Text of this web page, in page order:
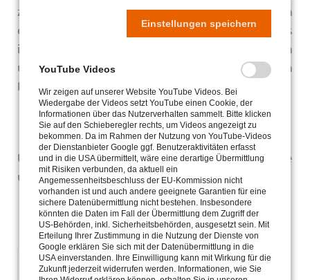
zölibatäre Brüder und Schwestern haben sich
entschlossen, sich auf das Abenteuer des Lebens
in Gemeinschaft einzulassen, um sich - dem armen
und demütigen Christus nachfolgend - in den
Dienst der Kirche und der Welt zu stellen.
Um mehr über uns zu erfahren, besuchen Sie bitte
unsere Webseite, http://chemin-neuf.de.
Einstellungen speichern
YouTube Videos
Wir zeigen auf unserer Website YouTube Videos. Bei
Wiedergabe der Videos setzt YouTube einen Cookie, der
Informationen über das Nutzerverhalten sammelt. Bitte klicken
Sie auf den Schieberegler rechts, um Videos angezeigt zu
bekommen. Da im Rahmen der Nutzung von YouTube-Videos
der Dienstanbieter Google ggf. Benutzeraktivitäten erfasst
und in die USA übermittelt, wäre eine derartige Übermittlung
mit Risiken verbunden, da aktuell ein
Angemessenheitsbeschluss der EU-Kommission nicht
vorhanden ist und auch andere geeignete Garantien für eine
sichere Datenübermittlung nicht bestehen. Insbesondere
könnten die Daten im Fall der Übermittlung dem Zugriff der
US-Behörden, inkl. Sicherheitsbehörden, ausgesetzt sein. Mit
Erteilung Ihrer Zustimmung in die Nutzung der Dienste von
Google erklären Sie sich mit der Datenübermittlung in die
USA einverstanden. Ihre Einwilligung kann mit Wirkung für die
Zukunft jederzeit widerrufen werden. Informationen, wie Sie